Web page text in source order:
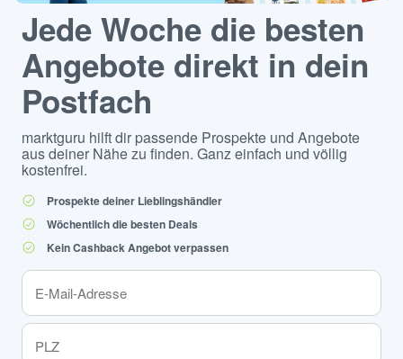
Jede Woche die besten
Angebote direkt in dein
Postfach
marktguru hilft dir passende Prospekte und Angebote
aus deiner Nähe zu finden. Ganz einfach und völlig
kostenfrei.
Prospekte deiner Lieblingshändler
Wöchentlich die besten Deals
Kein Cashback Angebot verpassen